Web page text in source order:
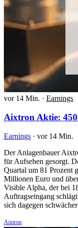
vor 14 Min. · Earnings
Aixtron Aktie:
Earnings · vor 14 Min.
Der Anlagenbauer
für Aufsehen gesorgt.
Quartal um 81 Prozent
Millionen Euro und
Visible Alpha, der bei
Auftragseingang
sich dagegen
Aixtron